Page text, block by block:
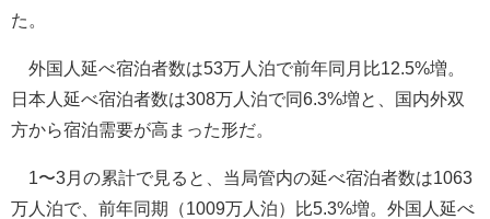
た。
外国人延べ宿泊者数は53万人泊で前年同月比12.5%増。
日本人延べ宿泊者数は308万人泊で同6.3%増と、国内外双
方から宿泊需要が高まった形だ。
1〜3月の累計で見ると、当局管内の延べ宿泊者数は1063
万人泊で、前年同期（1009万人泊）比5.3%増。外国人延べ